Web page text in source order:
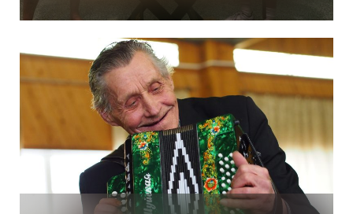
Novuss ir vairāk nekā tikai spēle – tā ir sabiedrību vienojoša tradīcija.
Tas sniedz iespēju dažāda vecuma cilvēkiem pavadīt laiku...